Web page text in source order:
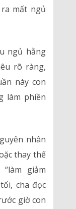
mất ngủ
ngủ hằng
rõ ràng,
này con
làm phiền
nhân
thay thế
giảm
cha đọc
giờ con